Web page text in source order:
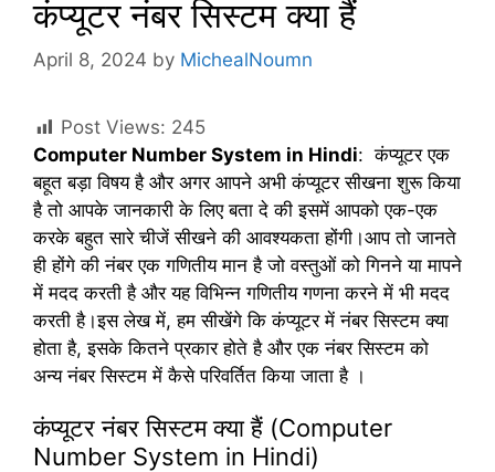
कंप्यूटर नंबर सिस्टम क्या हैं
April 8, 2024 by MichealNoumn
Post Views: 245
Computer Number System in Hindi: कंप्यूटर एक
बहूत बड़ा विषय है और अगर आपने अभी कंप्यूटर सीखना शुरू किया
है तो आपके जानकारी के लिए बता दे की इसमें आपको एक-एक
करके बहुत सारे चीजें सीखने की आवश्यकता होंगी।आप तो जानते
ही होंगे की नंबर एक गणितीय मान है जो वस्तुओं को गिनने या मापने
में मदद करती है और यह विभिन्न गणितीय गणना करने में भी मदद
करती है।इस लेख में, हम सीखेंगे कि कंप्यूटर में नंबर सिस्टम क्या
होता है, इसके कितने प्रकार होते है और एक नंबर सिस्टम को
अन्य नंबर सिस्टम में कैसे परिवर्तित किया जाता है ।
कंप्यूटर नंबर सिस्टम क्या हैं (Computer
Number System in Hindi)